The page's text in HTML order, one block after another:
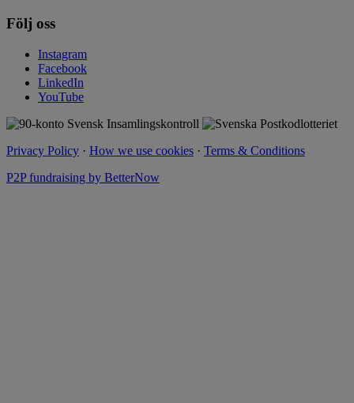
Följ oss
Instagram
Facebook
LinkedIn
YouTube
Privacy Policy · How we use cookies · Terms & Conditions
P2P fundraising by BetterNow